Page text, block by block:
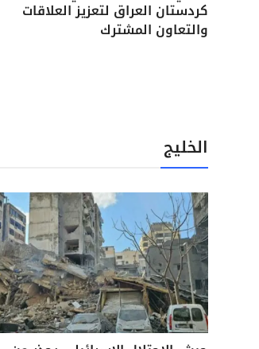
كردستان العراق لتعزيز العلاقات
والتعاون المشترك
الخليج